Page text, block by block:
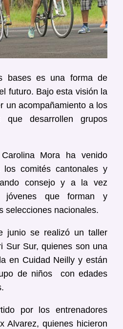
bases es una forma de
futuro. Bajo esta visión la
un acompañamiento a los
que desarrollen grupos
Mora ha venido
los comités cantonales y
consejo y a la vez
jóvenes que forman y
selecciones nacionales.
junio se realizó un taller
Sur Sur, quienes son una
en Cuidad Neilly y están
de niños con edades
por los entrenadores
Alvarez, quienes hicieron